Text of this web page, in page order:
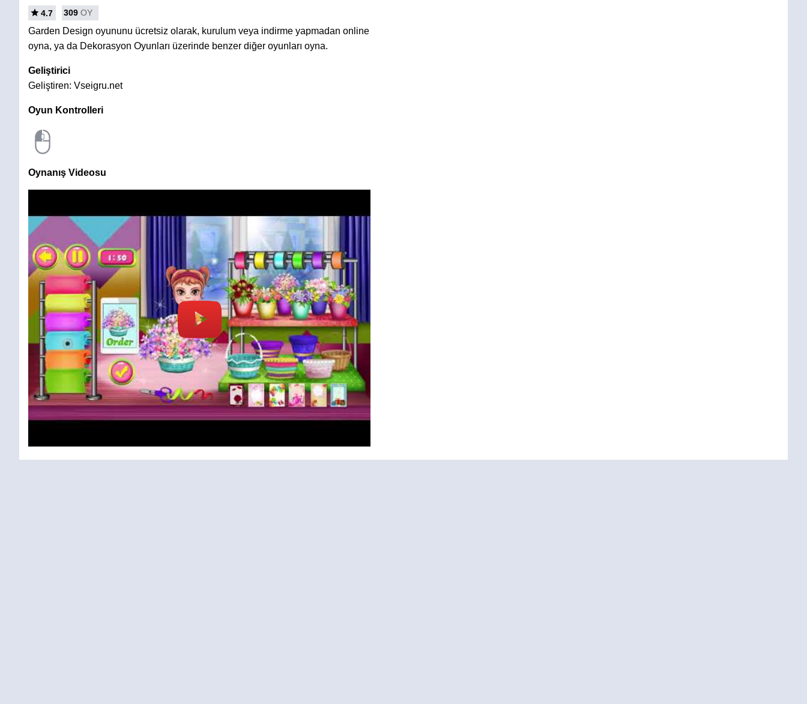
4.7 309 OY
Garden Design oyununu ücretsiz olarak, kurulum veya indirme yapmadan online
oyna, ya da Dekorasyon Oyunları üzerinde benzer diğer oyunları oyna.
Geliştirici
Geliştiren: Vseigru.net
Oyun Kontrolleri
Oynanış Videosu